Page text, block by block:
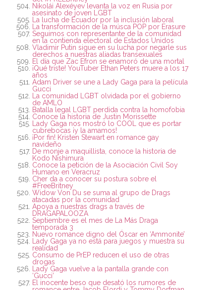
Nikolái Alexéyev levanta la voz en Rusia por
asesinato de joven LGBT
La lucha de Ecuador por la inclusión laboral
La transformación de la músca POP por Erasure
Seguimos con representante de la comunidad
en la contienda electoral de Estados Unidos
Vladimir Putin sigue en su lucha por negarle sus
derechos a nuestras aliadas transexuales
El día que Zac Efron se enamoró de una mortal
¡Qué triste! YouTuber Ethan Peters muere a los 17
años
Adam Driver se une a Lady Gaga para la película
Gucci
La comunidad LGBT olvidada por el gobierno
de AMLO
Batalla legal LGBT perdida contra la homofobia
Conoce la historia de Justin Morissette
Lady Gaga nos mostró lo COOL que es portar
cubrebocas ¡y la amamos!
¡Por fin! Kristen Stewart en romance gay
navideño
De monje a maquillista, conoce la historia de
Kodo Nishimura
Conoce la petición de la Asociación Civil Soy
Humano en Veracruz
Cher da a conocer su postura sobre el
#FreeBritney
Widow Von Du se suma al grupo de Drags
atacadas por la comunidad
Apoya a nuestras drags a través de
DRAGAPALOOZA
Septiembre es el mes de La Más Draga
temporada 3
Nuevo romance digno del Óscar en ‘Ammonite’
Lady Gaga ya no está para juegos y muestra su
realidad
Consumo de PrEP reducen el uso de otras
drogas
Lady Gaga vuelve a la pantalla grande con
‘Gucci’
El inocente beso que desató los rumores de